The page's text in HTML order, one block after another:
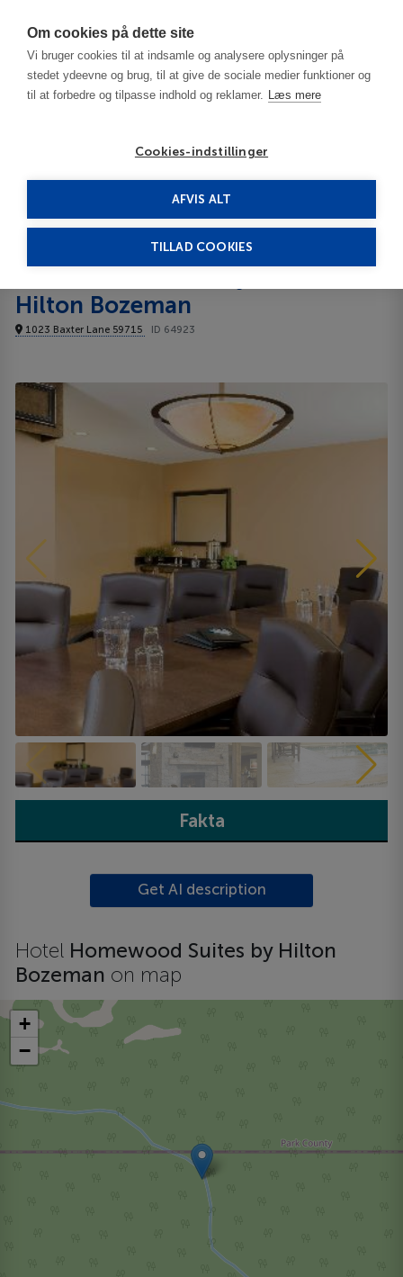
Om cookies på dette site
Vi bruger cookies til at indsamle og analysere oplysninger på
stedet ydeevne og brug, til at give de sociale medier funktioner og
til at forbedre og tilpasse indhold og reklamer. Læs mere
Cookies-indstillinger
AFVIS ALT
TILLAD COOKIES
Bozeman - MT
Homewood Suites by Hilton Bozeman 3***
Hilton Bozeman
1023 Baxter Lane 59715 ID 64923
Fakta
Get AI description
Hotel Homewood Suites by Hilton
Bozeman on map
+
−